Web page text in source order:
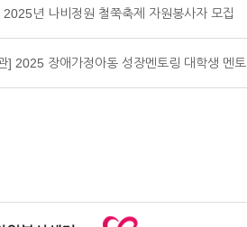
년 나비정원 철쭉축제 자원봉사자 모집
] 2025 장애가정아동 성장멘토링 대학생 멘